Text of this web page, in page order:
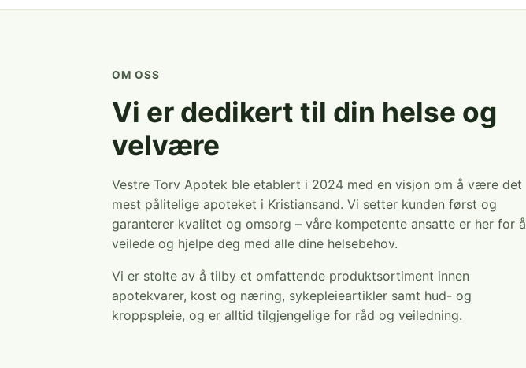
OM OSS
Vi er dedikert til din helse og
velvære
Vestre Torv Apotek ble etablert i 2024 med en visjon om å være det
mest pålitelige apoteket i Kristiansand. Vi setter kunden først og
garanterer kvalitet og omsorg – våre kompetente ansatte er her for å
veilede og hjelpe deg med alle dine helsebehov.
Vi er stolte av å tilby et omfattende produktsortiment innen
apotekvarer, kost og næring, sykepleieartikler samt hud- og
kroppspleie, og er alltid tilgjengelige for råd og veiledning.